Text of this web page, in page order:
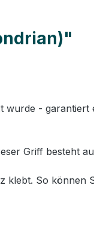
wurde - garantiert
Griff besteht
klebt. So können